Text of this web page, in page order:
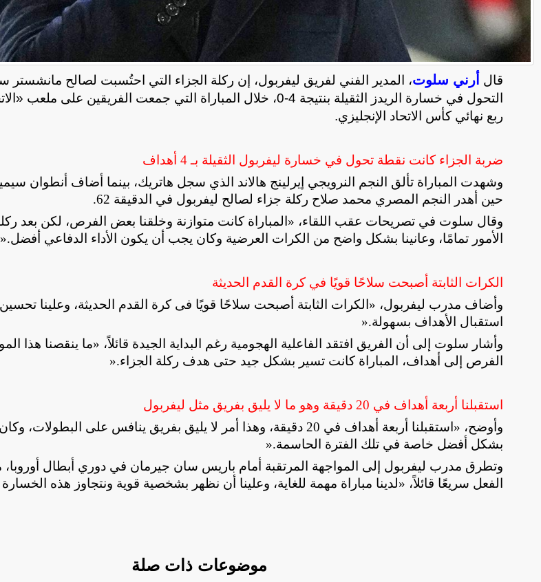
قال أرني سلوت، المدير الفني لفريق ليفربول، إن ركلة الجزاء التي احتُسبت لصالح
التحول في خسارة الريدز الثقيلة بنتيجة 4-0، خلال المباراة التي جمعت
ربع نهائي كأس الاتحاد الإنجليزي.
ضربة الجزاء كانت نقطة تحول في خسارة ليفربول الثقيلة بـ 4 أهداف
وشهدت المباراة تألق النجم النرويجي إيرلينج هالاند الذي سجل هاتريك، بينما أضاف أنطوان
حين أهدر النجم المصري محمد صلاح ركلة جزاء لصالح ليفربول في الدقيقة 62
.
وقال سلوت في تصريحات عقب اللقاء، «المباراة كانت متوازنة وخلقنا بعض الفرص، لكن بعد
الأمور تمامًا، وعانينا بشكل واضح من الكرات العرضية وكان يجب أن يكون الأداء الدفاعي أفضل».
الكرات الثابتة أصبحت سلاحًا قويًا في كرة القدم الحديثة
وأضاف مدرب ليفربول، «الكرات الثابتة أصبحت سلاحًا قويًا فى كرة القدم الحديثة، وعلينا تحسين
استقبال الأهداف بسهولة».
وأشار سلوت إلى أن الفريق افتقد الفاعلية الهجومية رغم البداية الجيدة قائلاً، «ما ينقصنا هذا
الفرص إلى أهداف، المباراة كانت تسير بشكل جيد حتى هدف ركلة الجزاء».
استقبلنا أربعة أهداف في 20 دقيقة وهو ما لا يليق بفريق مثل ليفربول
وأوضح، «استقبلنا أربعة أهداف في 20 دقيقة، وهذا أمر لا يليق بفريق ينافس على
بشكل أفضل خاصة في تلك الفترة الحاسمة».
وتطرق مدرب ليفربول إلى المواجهة المرتقبة أمام باريس سان جيرمان في دوري أبطال
الفعل سريعًا قائلاً، «لدينا مباراة مهمة للغاية، وعلينا أن نظهر بشخصية قوية ونتجاوز هذه
موضوعات ذات صلة